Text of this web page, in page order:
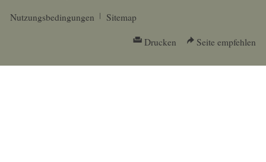
Nutzungsbedingungen
Sitemap
Drucken Seite empfehlen